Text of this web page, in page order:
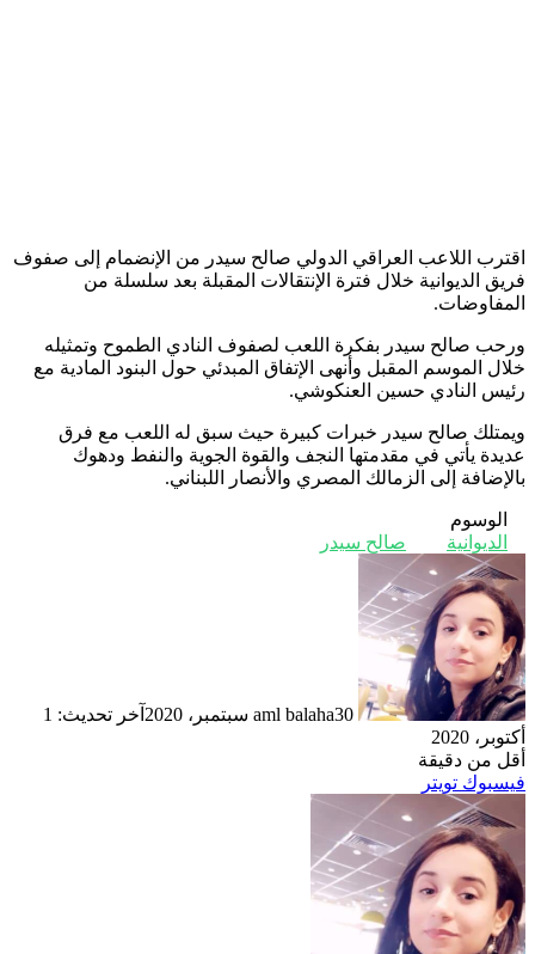
اقترب اللاعب العراقي الدولي صالح سيدر من الإنضمام إلى صفوف
فريق الديوانية خلال فترة الإنتقالات المقبلة بعد سلسلة من
المفاوضات.
ورحب صالح سيدر بفكرة اللعب لصفوف النادي الطموح وتمثيله
خلال الموسم المقبل وأنهى الإتفاق المبدئي حول البنود المادية مع
رئيس النادي حسين العنكوشي.
ويمتلك صالح سيدر خبرات كبيرة حيث سبق له اللعب مع فرق
عديدة يأتي في مقدمتها النجف والقوة الجوية والنفط ودهوك
بالإضافة إلى الزمالك المصري والأنصار اللبناني.
الوسوم
الديوانية
صالح سيدر
aml balaha30 سبتمبر، 2020
آخر تحديث: 1
أكتوبر، 2020
أقل من دقيقة
فيسبوك تويتر
البريد